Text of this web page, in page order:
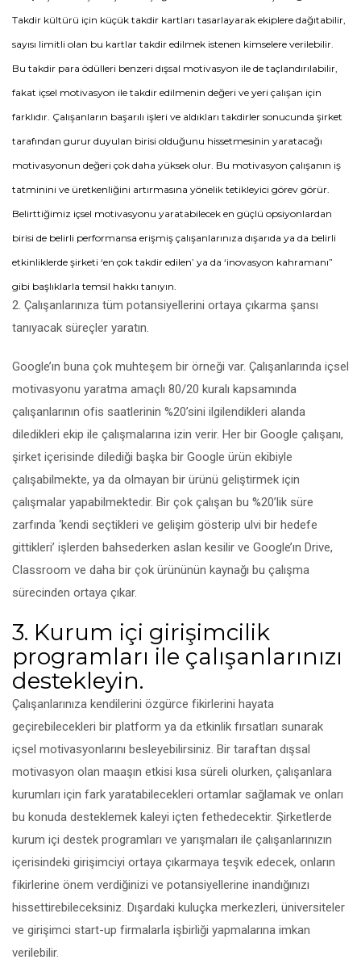
Takdir kültürü için küçük takdir kartları tasarlayarak ekiplere dağıtabilir,
sayısı limitli olan bu kartlar takdir edilmek istenen kimselere verilebilir.
Bu takdir para ödülleri benzeri dışsal motivasyon ile de taçlandırılabilir,
fakat içsel motivasyon ile takdir edilmenin değeri ve yeri çalışan için
farklıdır. Çalışanların başarılı işleri ve aldıkları takdirler sonucunda şirket
tarafından gurur duyulan birisi olduğunu hissetmesinin yaratacağı
motivasyonun değeri çok daha yüksek olur. Bu motivasyon çalışanın iş
tatminini ve üretkenliğini artırmasına yönelik tetikleyici görev görür.
Belirttiğimiz içsel motivasyonu yaratabilecek en güçlü opsiyonlardan
birisi de belirli performansa erişmiş çalışanlarınıza dışarıda ya da belirli
etkinliklerde şirketi ‘en çok takdir edilen’ ya da ‘inovasyon kahramanı”
gibi başlıklarla temsil hakkı tanıyın.
2. Çalışanlarınıza tüm potansiyellerini ortaya çıkarma şansı
tanıyacak süreçler yaratın.
Google’ın buna çok muhteşem bir örneği var. Çalışanlarında içsel
motivasyonu yaratma amaçlı 80/20 kuralı kapsamında
çalışanlarının ofis saatlerinin %20’sini ilgilendikleri alanda
diledikleri ekip ile çalışmalarına izin verir. Her bir Google çalışanı,
şirket içerisinde dilediği başka bir Google ürün ekibiyle
çalışabilmekte, ya da olmayan bir ürünü geliştirmek için
çalışmalar yapabilmektedir. Bir çok çalışan bu %20’lik süre
zarfında ‘kendi seçtikleri ve gelişim gösterip ulvi bir hedefe
gittikleri’ işlerden bahsederken aslan kesilir ve Google’ın Drive,
Classroom ve daha bir çok ürününün kaynağı bu çalışma
sürecinden ortaya çıkar.
3. Kurum içi girişimcilik
programları ile çalışanlarınızı
destekleyin.
Çalışanlarınıza kendilerini özgürce fikirlerini hayata
geçirebilecekleri bir platform ya da etkinlik fırsatları sunarak
içsel motivasyonlarını besleyebilirsiniz. Bir taraftan dışsal
motivasyon olan maaşın etkisi kısa süreli olurken, çalışanlara
kurumları için fark yaratabilecekleri ortamlar sağlamak ve onları
bu konuda desteklemek kaleyi içten fethedecektir. Şirketlerde
kurum içi destek programları ve yarışmaları ile çalışanlarınızın
içerisindeki girişimciyi ortaya çıkarmaya teşvik edecek, onların
fikirlerine önem verdiğinizi ve potansiyellerine inandığınızı
hissettirebileceksiniz. Dışardaki kuluçka merkezleri, üniversiteler
ve girişimci start-up firmalarla işbirliği yapmalarına imkan
verilebilir.